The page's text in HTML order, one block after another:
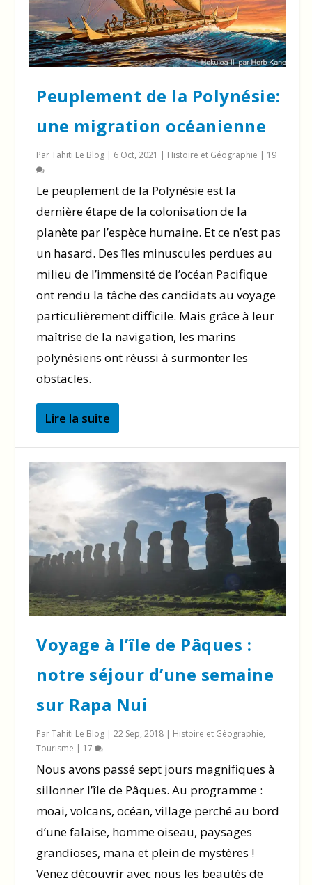
Peuplement de la Polynésie:
une migration océanienne
ParTahiti Le Blog | 6 Oct, 2021 | Histoire et Géographie | 19
Le peuplement de la Polynésie est la
dernière étape de la colonisation de la
planète par l’espèce humaine. Et ce n’est pas
un hasard. Des îles minuscules perdues au
milieu de l’immensité de l’océan Pacifique
ont rendu la tâche des candidats au voyage
particulièrement difficile. Mais grâce à leur
maîtrise de la navigation, les marins
polynésiens ont réussi à surmonter les
obstacles.
Lire la suite
Voyage à l’île de Pâques :
notre séjour d’une semaine
sur Rapa Nui
ParTahiti Le Blog |22 Sep, 2018 | Histoire et Géographie,
Tourisme | 17
Nous avons passé sept jours magnifiques à
sillonner l’île de Pâques. Au programme :
moai, volcans, océan, village perché au bord
d’une falaise, homme oiseau, paysages
grandioses, mana et plein de mystères !
Venez découvrir avec nous les beautés de